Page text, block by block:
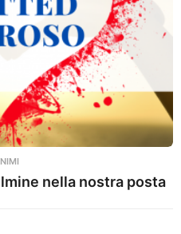
nella nostra posta